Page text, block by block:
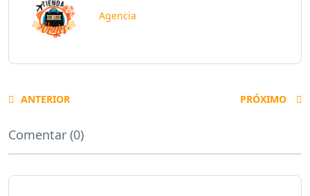
Agencia
ANTERIOR PRÓXIMO
Comentar (0)